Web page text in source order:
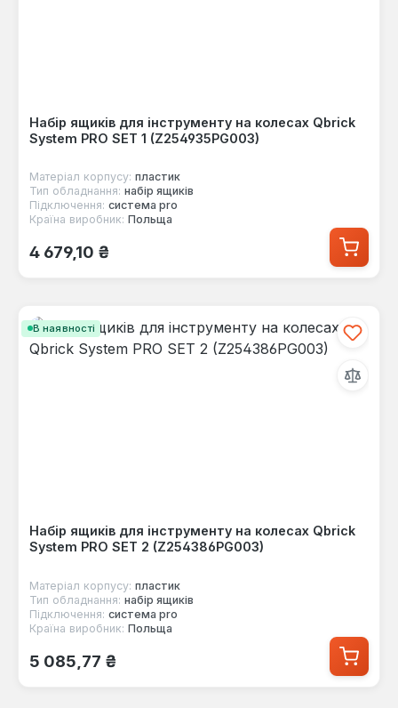
Набір ящиків для інструменту на колесах Qbrick
System PRO SET 1 (Z254935PG003)
Матеріал корпусу: пластик
Тип обладнання: набір ящиків
Підключення: система pro
Країна виробник: Польща
Звичайна ціна:
4 679,10 ₴
В наявності
Набір ящиків для інструменту на колесах Qbrick
System PRO SET 2 (Z254386PG003)
Матеріал корпусу: пластик
Тип обладнання: набір ящиків
Підключення: система pro
Країна виробник: Польща
Звичайна ціна:
5 085,77 ₴